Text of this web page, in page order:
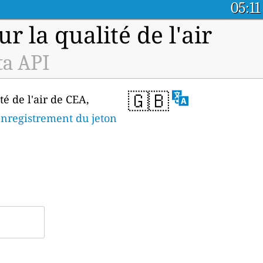
05:11
la qualité de l'air
API
🇬🇧
de l'air de CEA,
du jeton